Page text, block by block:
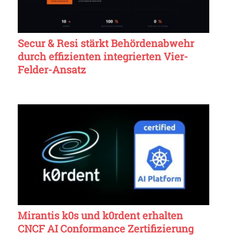
Secur & Resi stärkt Behördenabwehr
durch effizienten integrierten Vier-
Felder-Ansatz
Mirantis k0s und k0rdent erhalten
CNCF AI Conformance Zertifizierung